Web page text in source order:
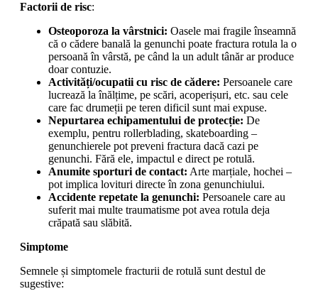
Factorii de risc:
Osteoporoza la vârstnici: Oasele mai fragile înseamnă
că o cădere banală la genunchi poate fractura rotula la o
persoană în vârstă, pe când la un adult tânăr ar produce
doar contuzie.
Activități/ocupatii cu risc de cădere: Persoanele care
lucrează la înălțime, pe scări, acoperișuri, etc. sau cele
care fac drumeții pe teren dificil sunt mai expuse.
Nepurtarea echipamentului de protecție: De
exemplu, pentru rollerblading, skateboarding –
genunchierele pot preveni fractura dacă cazi pe
genunchi. Fără ele, impactul e direct pe rotulă.
Anumite sporturi de contact: Arte marțiale, hochei –
pot implica lovituri directe în zona genunchiului.
Accidente repetate la genunchi: Persoanele care au
suferit mai multe traumatisme pot avea rotula deja
crăpată sau slăbită.
Simptome
Semnele și simptomele fracturii de rotulă sunt destul de
sugestive: